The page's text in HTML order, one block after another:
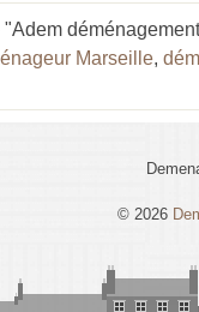
Marseille,
© 2026